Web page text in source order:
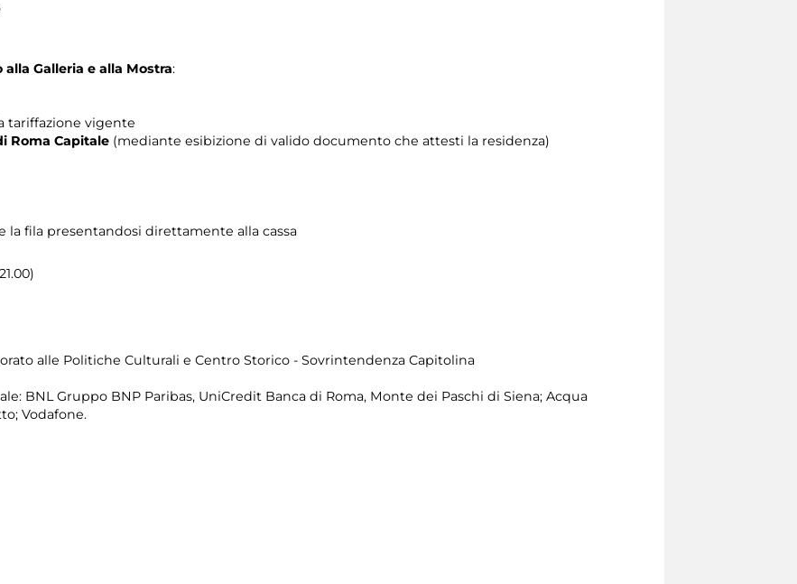
Galleria e alla Mostra:
tariffazione vigente
Roma Capitale (mediante esibizione di valido documento che attesti la residenza)
la fila presentandosi direttamente alla cassa
alle Politiche Culturali e Centro Storico - Sovrintendenza Capitolina
BNL Gruppo BNP Paribas, UniCredit Banca di Roma, Monte dei Paschi di Siena; Acqua
Vodafone.